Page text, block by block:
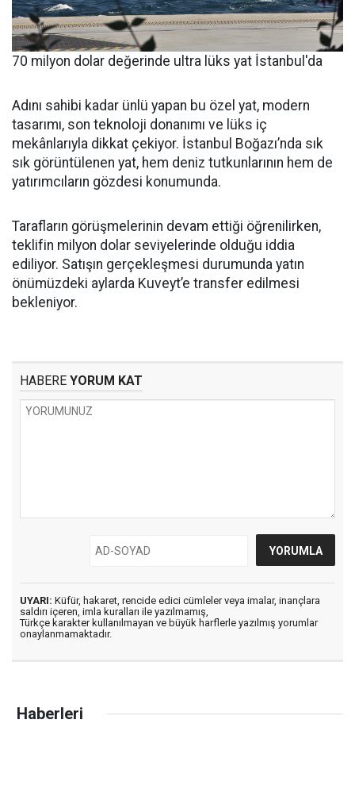
70 milyon dolar değerinde ultra lüks yat İstanbul'da
Adını sahibi kadar ünlü yapan bu özel yat, modern
tasarımı, son teknoloji donanımı ve lüks iç
mekânlarıyla dikkat çekiyor. İstanbul Boğazı’nda sık
sık görüntülenen yat, hem deniz tutkunlarının hem de
yatırımcıların gözdesi konumunda.
Tarafların görüşmelerinin devam ettiği öğrenilirken,
teklifin milyon dolar seviyelerinde olduğu iddia
ediliyor. Satışın gerçekleşmesi durumunda yatın
önümüzdeki aylarda Kuveyt’e transfer edilmesi
bekleniyor.
HABERE YORUM KAT
UYARI: Küfür, hakaret, rencide edici cümleler veya imalar, inançlara
saldırı içeren, imla kuralları ile yazılmamış,
Türkçe karakter kullanılmayan ve büyük harflerle yazılmış yorumlar
onaylanmamaktadır.
Haberleri